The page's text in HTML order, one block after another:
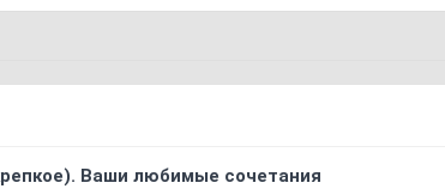
Ваши любимые сочетания